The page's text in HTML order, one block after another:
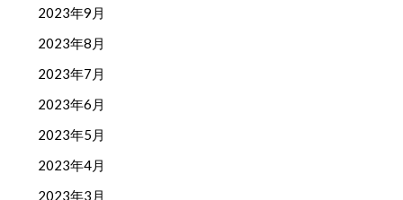
2023年9月
2023年8月
2023年7月
2023年6月
2023年5月
2023年4月
2023年3月